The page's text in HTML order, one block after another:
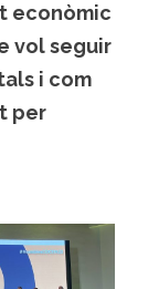
econòmic
vol seguir
i com
per